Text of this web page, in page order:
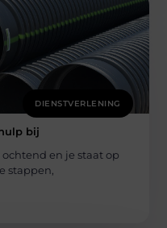
DIENSTVERLENING
bij
en je staat op
stappen,